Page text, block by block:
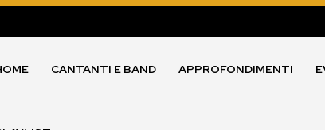
CANTANTI E BAND APPROFONDIMENTI